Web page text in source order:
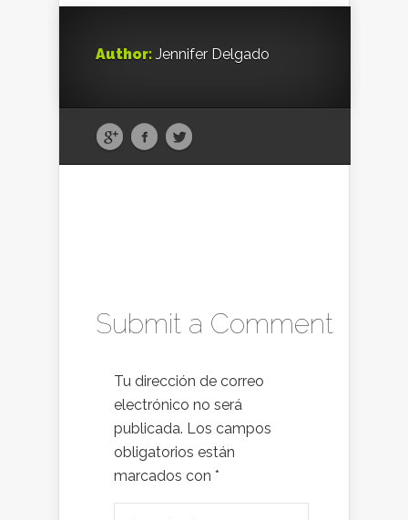
Author: Jennifer Delgado
Submit a Comment
Tu dirección de correo
electrónico no será
publicada. Los campos
obligatorios están
marcados con *